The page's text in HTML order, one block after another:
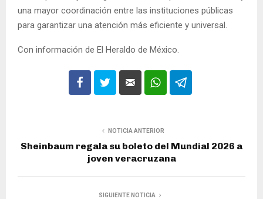
una mayor coordinación entre las instituciones públicas
para garantizar una atención más eficiente y universal.
Con información de El Heraldo de México.
NOTICIA ANTERIOR
Sheinbaum regala su boleto del Mundial 2026 a
joven veracruzana
SIGUIENTE NOTICIA